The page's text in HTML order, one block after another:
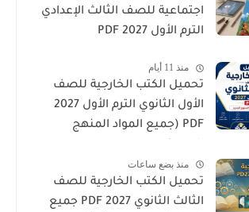
اجتماعية للصف الثالث الإعدادي
الترم الأول 2027 PDF
منذ 11 أيام
تحميل الكتب الخارجية للصف
الأول الثانوي الترم الأول 2027
PDF (جميع المواد المنهج
منذ بضع ساعات
تحميل الكتب الخارجية للصف
الثالث الثانوي 2027 PDF جميع